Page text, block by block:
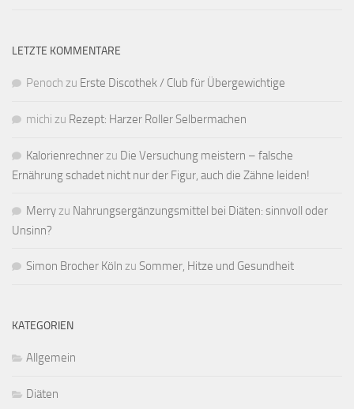
LETZTE KOMMENTARE
Penoch zu Erste Discothek / Club für Übergewichtige
michi zu Rezept: Harzer Roller Selbermachen
Kalorienrechnerzu Die Versuchung meistern – falsche
Ernährung schadet nicht nur der Figur, auch die Zähne leiden!
Merryzu Nahrungsergänzungsmittel bei Diäten: sinnvoll oder
Unsinn?
Simon Brocher Köln zu Sommer, Hitze und Gesundheit
KATEGORIEN
Allgemein
Diäten